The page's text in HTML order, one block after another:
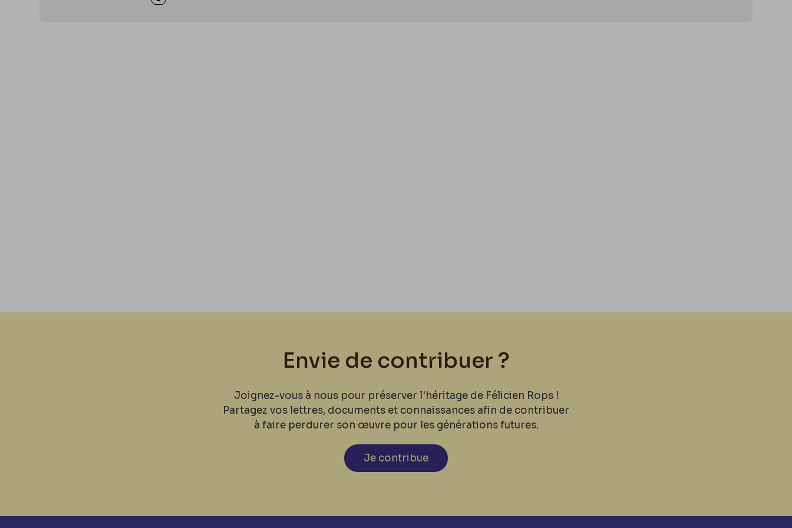
Envie de contribuer ?
Joignez-vous à nous pour préserver l'héritage de Félicien Rops !
Partagez vos lettres, documents et connaissances afin de contribuer
à faire perdurer son œuvre pour les générations futures.
Je contribue